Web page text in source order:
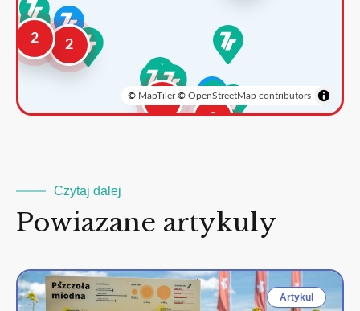
2
2
3
2
© MapTiler© OpenStreetMap contributors
Czytaj dalej
Powiazane artykuly
Artykul